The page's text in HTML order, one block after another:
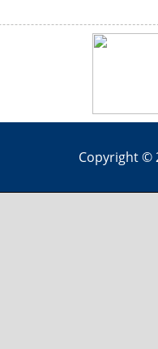
Copyright ©